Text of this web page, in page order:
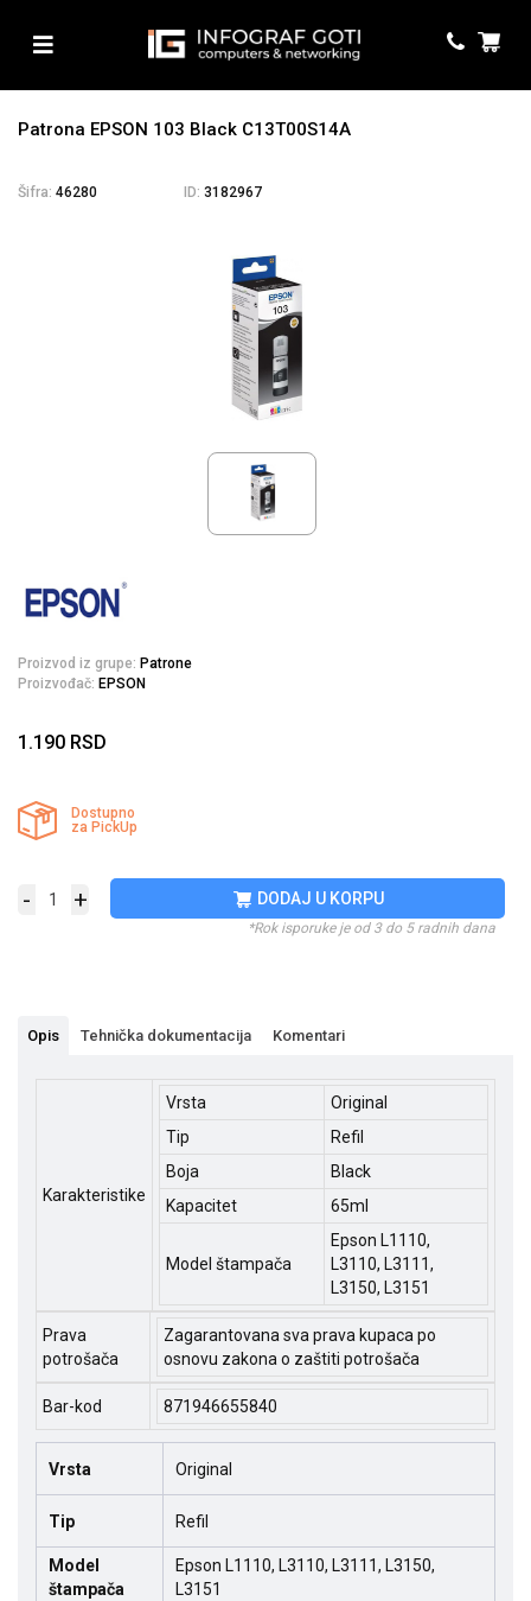
Patrona EPSON 103 Black C13T00S14A
Šifra: 46280 ID: 3182967
Proizvod iz grupe: Patrone
Proizvođač: EPSON
1.190 RSD
Dostupno
za PickUp
- + DODAJ U KORPU
*Rok isporuke je od 3 do 5 radnih dana
Opis Tehnička dokumentacija Komentari
Karakteristike
Vrsta
Original
Tip
Refil
Boja
Black
Kapacitet
65ml
Model štampača
Epson L1110,
L3110, L3111,
L3150, L3151
Prava
potrošača
Zagarantovana sva prava kupaca po
osnovu zakona o zaštiti potrošača
Bar-kod 871946655840
Vrsta Original
Tip Refil
Model
štampača
Epson L1110, L3110, L3111, L3150,
L3151